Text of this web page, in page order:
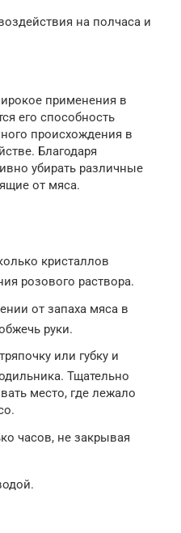
на полчаса и
применения в
его способность
происхождения в
Благодаря
убирать различные
от мяса.
кристаллов
розового раствора.
от запаха мяса в
руки.
или губку и
Тщательно
место, где лежало
часов, не закрывая